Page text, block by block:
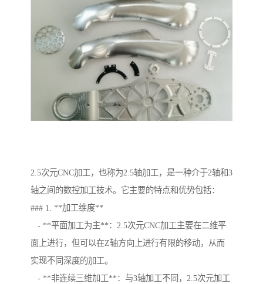
2.5次元CNC加工，也称为2.5轴加工，是一种介于2轴和3
轴之间的数控加工技术。它主要的特点和优势包括：
### 1. **加工维度**
- **平面加工为主**：2.5次元CNC加工主要在二维平
面上进行，但可以在Z轴方向上进行有限的移动，从而
实现不同深度的加工。
- **非连续三维加工**：与3轴加工不同，2.5次元加工